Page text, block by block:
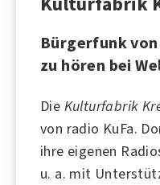
Bürgerfunk
zu hören bei
Die Kulturfabrik
von radio KuFa.
ihre eigenen
u. a. mit